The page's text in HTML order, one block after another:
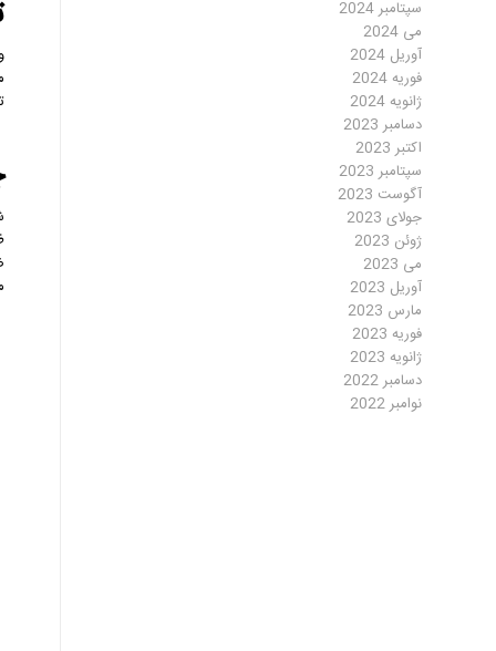
سپتامبر 2024
می 2024
آوریل 2024
فوریه 2024
ژانویه 2024
دسامبر 2023
اکتبر 2023
سپتامبر 2023
آگوست 2023
جولای 2023
ژوئن 2023
می 2023
آوریل 2023
مارس 2023
فوریه 2023
ژانویه 2023
دسامبر 2022
نوامبر 2022